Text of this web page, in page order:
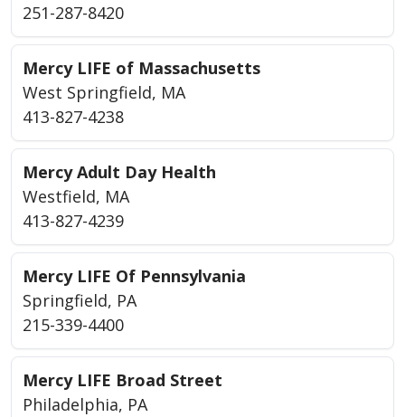
251-287-8420
Mercy LIFE of Massachusetts
West Springfield, MA
413-827-4238
Mercy Adult Day Health
Westfield, MA
413-827-4239
Mercy LIFE Of Pennsylvania
Springfield, PA
215-339-4400
Mercy LIFE Broad Street
Philadelphia, PA